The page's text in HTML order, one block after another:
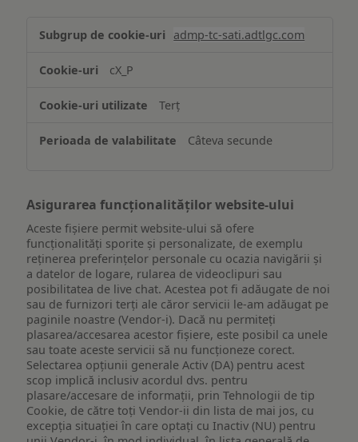
și/sau
informațiilor
pe
dispozitiv
admp-tc-sati.adtlgc.com
cX_P
Terț
Câteva secunde
Asigurarea funcționalităților website-ului
Aceste fișiere permit website-ului să ofere
funcționalități sporite și personalizate, de exemplu
reţinerea preferinţelor personale cu ocazia navigării și
a datelor de logare, rularea de videoclipuri sau
posibilitatea de live chat. Acestea pot fi adăugate de noi
sau de furnizori terți ale căror servicii le-am adăugat pe
paginile noastre (Vendor-i). Dacă nu permiteți
plasarea/accesarea acestor fișiere, este posibil ca unele
sau toate aceste servicii să nu funcționeze corect.
Selectarea opțiunii generale Activ (DA) pentru acest
scop implică inclusiv acordul dvs. pentru
plasare/accesare de informații, prin Tehnologii de tip
Cookie, de către toți Vendor-ii din lista de mai jos, cu
excepția situației în care optați cu Inactiv (NU) pentru